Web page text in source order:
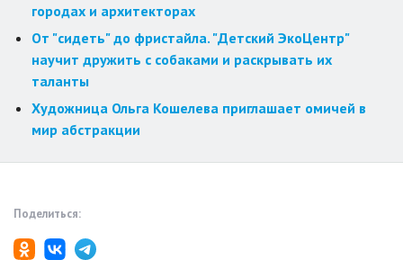
городах и архитекторах
От "сидеть" до фристайла. "Детский ЭкоЦентр"
научит дружить с собаками и раскрывать их
таланты
Художница Ольга Кошелева приглашает омичей в
мир абстракции
Поделиться: